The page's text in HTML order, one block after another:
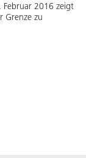
Februar 2016 zeigt
Grenze zu